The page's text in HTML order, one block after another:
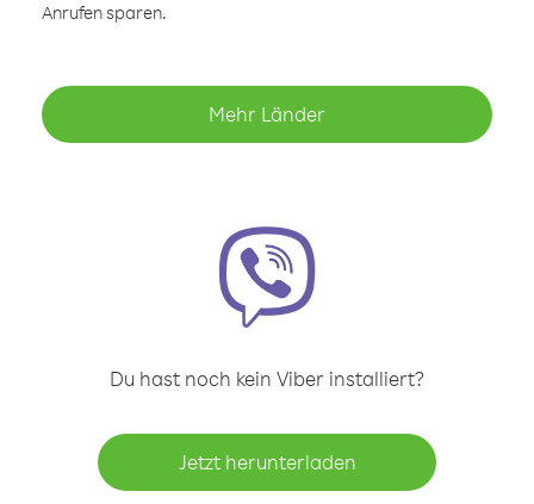
Anrufen sparen.
Mehr Länder
Du hast noch kein Viber installiert?
Jetzt herunterladen